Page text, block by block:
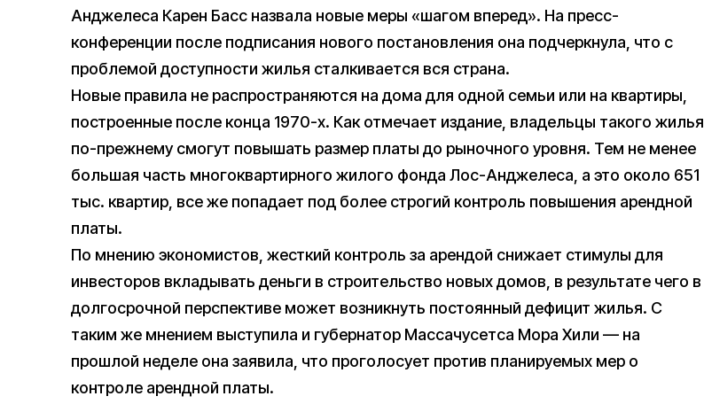
Анджелеса Карен Басс назвала новые меры «шагом вперед». На пресс-
конференции после подписания нового постановления она подчеркнула, что с
проблемой доступности жилья сталкивается вся страна.
Новые правила не распространяются на дома для одной семьи или на квартиры,
построенные после конца 1970-х. Как отмечает издание, владельцы такого жилья
по-прежнему смогут повышать размер платы до рыночного уровня. Тем не менее
большая часть многоквартирного жилого фонда Лос-Анджелеса, а это около 651
тыс. квартир, все же попадает под более строгий контроль повышения арендной
платы.
По мнению экономистов, жесткий контроль за арендой снижает стимулы для
инвесторов вкладывать деньги в строительство новых домов, в результате чего в
долгосрочной перспективе может возникнуть постоянный дефицит жилья. С
таким же мнением выступила и губернатор Массачусетса Мора Хили — на
прошлой неделе она заявила, что проголосует против планируемых мер о
контроле арендной платы.